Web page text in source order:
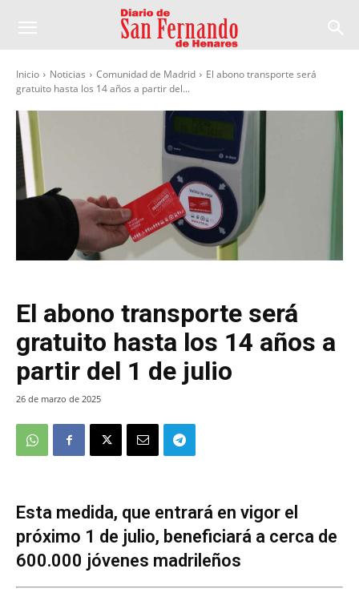
Inicio Noticias Comunidad de Madrid
El abono transporte será
gratuito hasta los 14 años a partir del...
El abono transporte será
gratuito hasta los 14 años a
partir del 1 de julio
26 de marzo de 2025
Esta medida, que entrará en vigor el
próximo 1 de julio, beneficiará a cerca de
600.000 jóvenes madrileños